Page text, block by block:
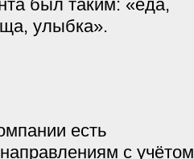
был таким: «еда,
улыбка».
есть
с учётом